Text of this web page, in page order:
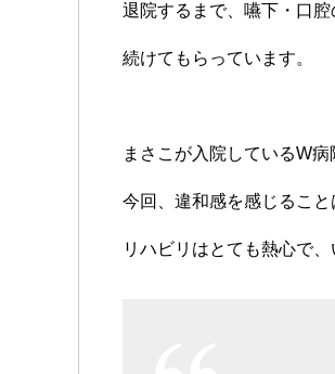
退院するまで、嚥下・口
続けてもらっています。
まさこが入院しているW病
今回、違和感を感じるこ
リハビリはとても熱心で